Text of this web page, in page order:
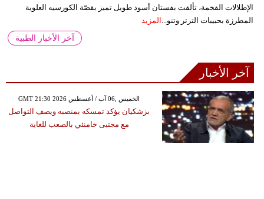
الإطلالات الفخمة، تألقت بفستان أسود طويل تميز بقصّة الكورسيه العلوية
المطرزة بحبيبات الترتر وتنو... المزيد
آخر الأخبار الطبية
آخر الأخبار
GMT 21:30 2026 الخميس ,06 آب / أغسطس
بزشكيان يؤكد تمسكه بمنصبه ويصف التواصل
مع مجتبى خامنئي بالصعب للغاية